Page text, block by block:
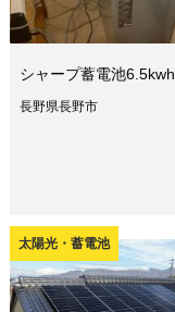
シャープ蓄電池6.5kwh
長野県長野市
太陽光・蓄電池